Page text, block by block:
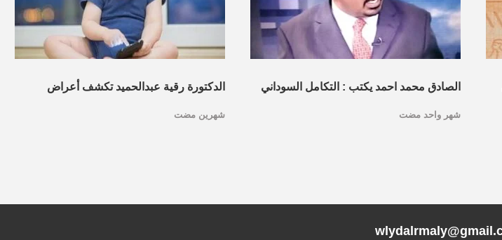
الصادق محمد احمد يكتب : التكامل السوداني
شهر واحد مضت
الدكتورة رقية عبدالحميد تكشف أعراض
شهرين مضت